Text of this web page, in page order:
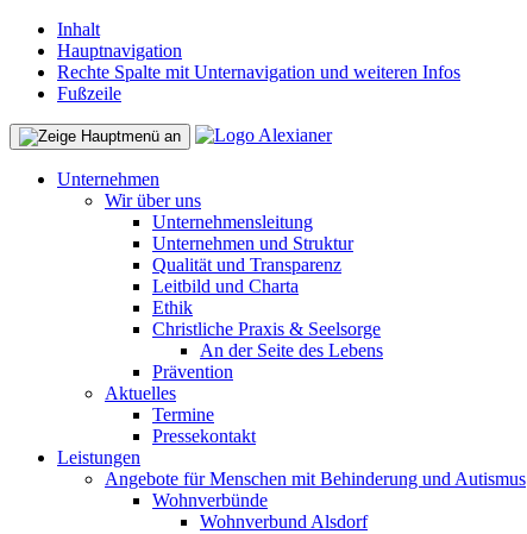
Inhalt
Hauptnavigation
Rechte Spalte mit Unternavigation und weiteren Infos
Fußzeile
Unternehmen
Wir über uns
Unternehmensleitung
Unternehmen und Struktur
Qualität und Transparenz
Leitbild und Charta
Ethik
Christliche Praxis & Seelsorge
An der Seite des Lebens
Prävention
Aktuelles
Termine
Pressekontakt
Leistungen
Angebote für Menschen mit Behinderung und Autismus
Wohnverbünde
Wohnverbund Alsdorf